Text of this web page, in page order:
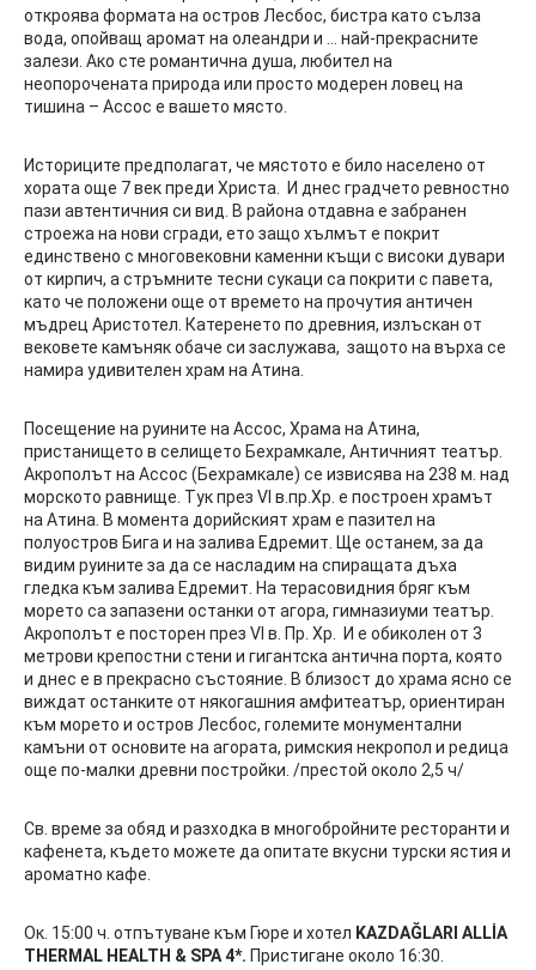
откроява формата на остров Лесбос, бистра като сълза
вода, опойващ аромат на олеандри и … най-прекрасните
залези. Ако сте романтична душа, любител на
неопорочената природа или просто модерен ловец на
тишина – Ассос е вашето място.
Историците предполагат, че мястото е било населено от
хората още 7 век преди Христа. И днес градчето ревностно
пази автентичния си вид. В района отдавна е забранен
строежа на нови сгради, ето защо хълмът е покрит
единствено с многовековни каменни къщи с високи дувари
от кирпич, а стръмните тесни сукаци са покрити с павета,
като че положени още от времето на прочутия античен
мъдрец Аристотел. Катеренето по древния, излъскан от
вековете камъняк обаче си заслужава, защото на върха се
намира удивителен храм на Атина.
Посещение на руините на Ассос, Храма на Атина,
пристанището в селището Бехрамкале, Античният театър.
Акрополът на Ассос (Бехрамкале) се извисява на 238 м. над
морското равнище. Тук през VI в.пр.Хр. е построен храмът
на Атина. В момента дорийският храм е пазител на
полуостров Бига и на залива Едремит. Ще останем, за да
видим руините за да се насладим на спиращата дъха
гледка към залива Едремит. На терасовидния бряг към
морето са запазени останки от агора, гимназиуми театър.
Акрополът е посторен през VI в. Пр. Хр. И е обиколен от 3
метрови крепостни стени и гигантска антична порта, която
и днес е в прекрасно състояние. В близост до храма ясно се
виждат останките от някогашния амфитеатър, ориентиран
към морето и остров Лесбос, големите монументални
камъни от основите на агората, римския некропол и редица
още по-малки древни постройки. /престой около 2,5 ч/
Св. време за обяд и разходка в многобройните ресторанти и
кафенета, където можете да опитате вкусни турски ястия и
ароматно кафе.
Ок. 15:00 ч. отпътуване към Гюре и хотел KAZDAĞLARI ALLİA
THERMAL HEALTH & SPA 4*. Пристигане около 16:30.